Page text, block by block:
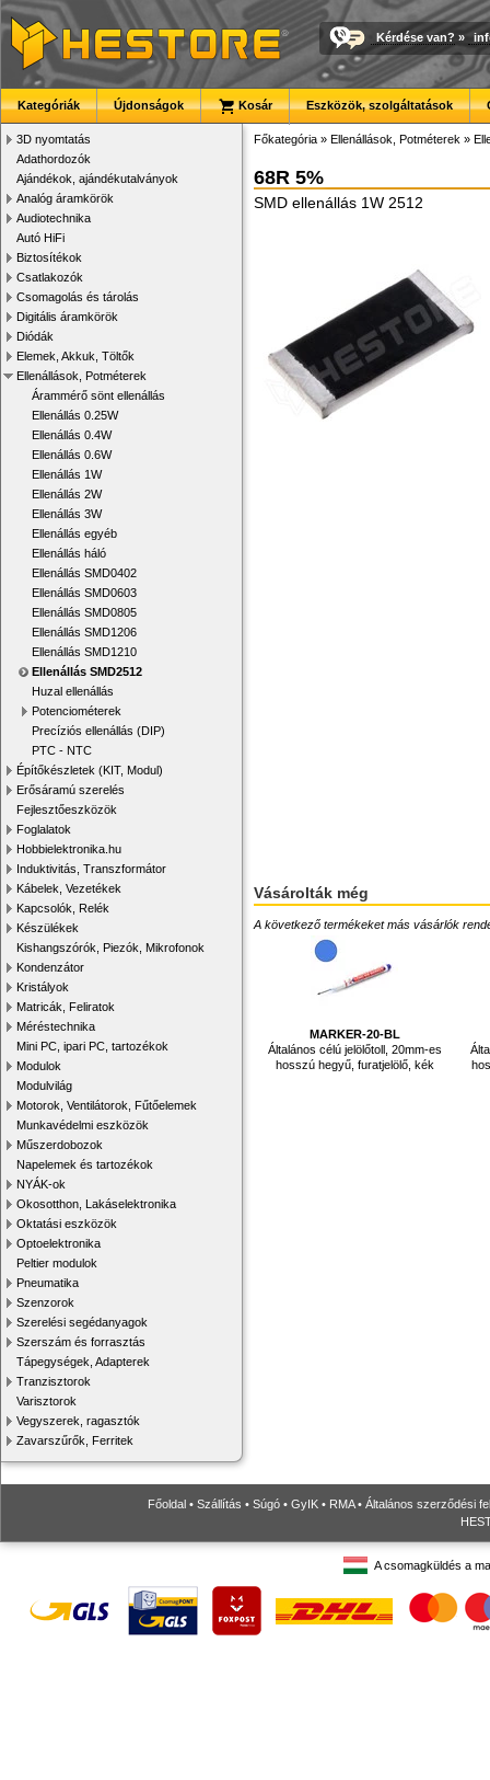
Kérdése van? »
Kategóriák Újdonságok Kosár Eszközök, szolgáltatások
3D nyomtatás
Adathordozók
Ajándékok, ajándékutalványok
Analóg áramkörök
Audiotechnika
Autó HiFi
Biztosítékok
Csatlakozók
Csomagolás és tárolás
Digitális áramkörök
Diódák
Elemek, Akkuk, Töltők
Ellenállások, Potméterek
Árammérő sönt ellenállás
Ellenállás 0.25W
Ellenállás 0.4W
Ellenállás 0.6W
Ellenállás 1W
Ellenállás 2W
Ellenállás 3W
Ellenállás egyéb
Ellenállás háló
Ellenállás SMD0402
Ellenállás SMD0603
Ellenállás SMD0805
Ellenállás SMD1206
Ellenállás SMD1210
Ellenállás SMD2512
Huzal ellenállás
Potenciométerek
Precíziós ellenállás (DIP)
PTC - NTC
Építőkészletek (KIT, Modul)
Erősáramú szerelés
Fejlesztőeszközök
Foglalatok
Hobbielektronika.hu
Induktivitás, Transzformátor
Kábelek, Vezetékek
Kapcsolók, Relék
Készülékek
Kishangszórók, Piezók, Mikrofonok
Kondenzátor
Kristályok
Matricák, Feliratok
Méréstechnika
Mini PC, ipari PC, tartozékok
Modulok
Modulvilág
Motorok, Ventilátorok, Fűtőelemek
Munkavédelmi eszközök
Műszerdobozok
Napelemek és tartozékok
NYÁK-ok
Okosotthon, Lakáselektronika
Oktatási eszközök
Optoelektronika
Peltier modulok
Pneumatika
Szenzorok
Szerelési segédanyagok
Szerszám és forrasztás
Tápegységek, Adapterek
Tranzisztorok
Varisztorok
Vegyszerek, ragasztók
Zavarszűrők, Ferritek
Főkategória » Ellenállások, Potméterek »
68R 5%
SMD ellenállás 1W 2512
Vásárolták még
A következő termékeket más vásárlók
MARKER-20-BL
Általános célú jelölőtoll, 20mm-es
hosszú hegyű, furatjelölő, kék
Főoldal • Szállítás • Súgó • GyIK • RMA• Általános szerződési
A csomagküldés a